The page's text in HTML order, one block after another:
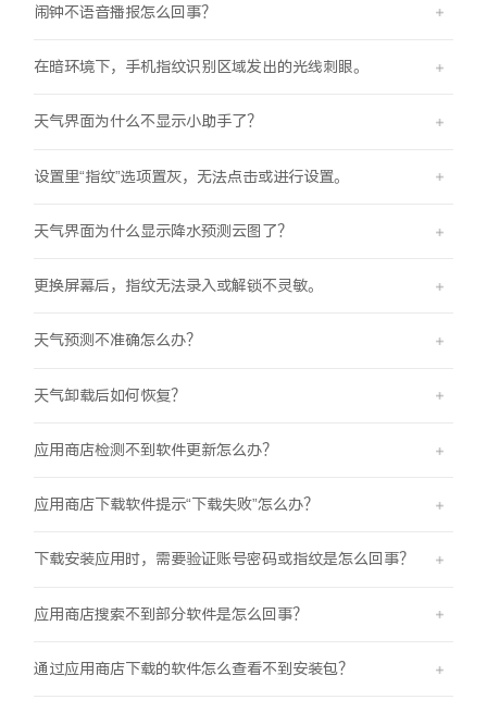
闹钟不语音播报怎么回事？
在暗环境下，手机指纹识别区域发出的光线刺眼。
天气界面为什么不显示小助手了？
设置里“指纹”选项置灰，无法点击或进行设置。
天气界面为什么显示降水预测云图了？
更换屏幕后，指纹无法录入或解锁不灵敏。
天气预测不准确怎么办？
天气卸载后如何恢复？
应用商店检测不到软件更新怎么办？
应用商店下载软件提示“下载失败”怎么办？
下载安装应用时，需要验证账号密码或指纹是怎么回事？
应用商店搜索不到部分软件是怎么回事？
通过应用商店下载的软件怎么查看不到安装包？